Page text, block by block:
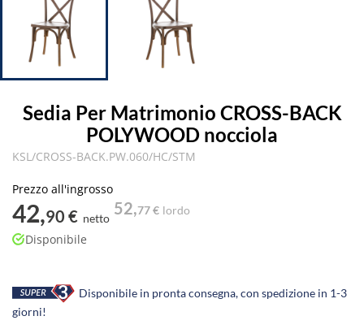
Sedia Per Matrimonio CROSS-BACK
POLYWOOD nocciola
KSL/CROSS-BACK.PW.060/HC/STM
Prezzo all'ingrosso
42,90 € netto
52,77 € lordo
Disponibile
Disponibile in pronta consegna, con spedizione in 1-3
giorni!